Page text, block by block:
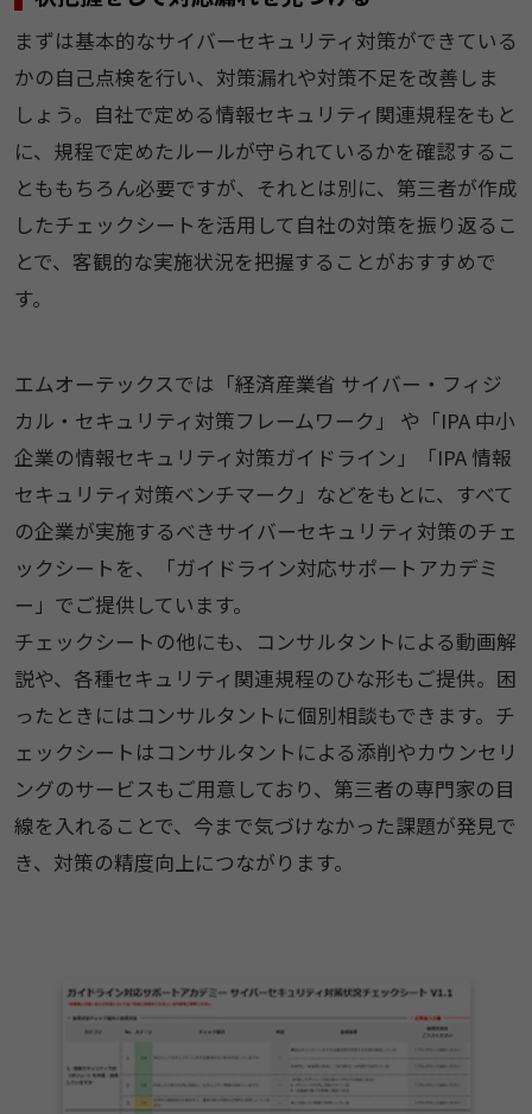
まずは基本的なサイバーセキュリティ対策ができている
かの自己点検を行い、対策漏れや対策不足を改善しま
しょう。自社で定める情報セキュリティ関連規程をもと
に、規程で定めたルールが守られているかを確認するこ
とももちろん必要ですが、それとは別に、第三者が作成
したチェックシートを活用して自社の対策を振り返るこ
とで、客観的な実施状況を把握することがおすすめで
す。
エムオーテックスでは「経済産業省 サイバー・フィジ
カル・セキュリティ対策フレームワーク」 や「IPA 中小
企業の情報セキュリティ対策ガイドライン」「IPA 情報
セキュリティ対策ベンチマーク」などをもとに、すべて
の企業が実施するべきサイバーセキュリティ対策のチェ
ックシートを、「ガイドライン対応サポートアカデミ
ー」でご提供しています。
チェックシートの他にも、コンサルタントによる動画解
説や、各種セキュリティ関連規程のひな形もご提供。困
ったときにはコンサルタントに個別相談もできます。チ
ェックシートはコンサルタントによる添削やカウンセリ
ングのサービスもご用意しており、第三者の専門家の目
線を入れることで、今まで気づけなかった課題が発見で
き、対策の精度向上につながります。